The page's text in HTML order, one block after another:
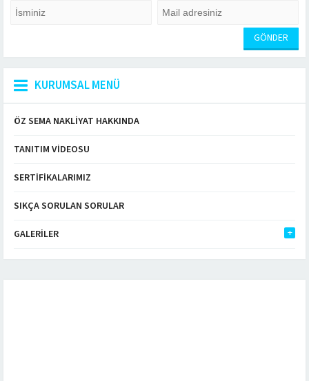
KURUMSAL MENÜ
ÖZ SEMA NAKLIYAT HAKKINDA
TANITIM VIDEOSU
SERTIFIKALARIMIZ
SIKÇA SORULAN SORULAR
GALERILER